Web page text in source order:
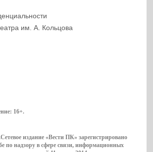
им. А. Кольцова
16+.
издание «Вести ПК» зарегистрировано
по надзору в сфере связи, информационных